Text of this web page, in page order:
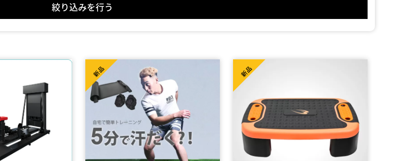
絞り込みを行う
新品 新品